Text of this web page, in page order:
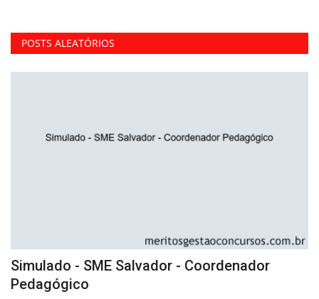
POSTS ALEATÓRIOS
Simulado - SME Salvador - Coordenador
Pedagógico